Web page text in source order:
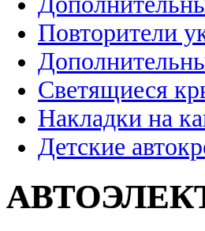
Повторители
Светящиеся
Накладки на
Детские